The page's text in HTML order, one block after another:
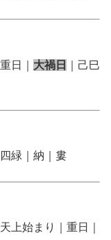
重日｜ 大禍日
｜己巳
四緑｜納｜婁
上始まり｜重日｜